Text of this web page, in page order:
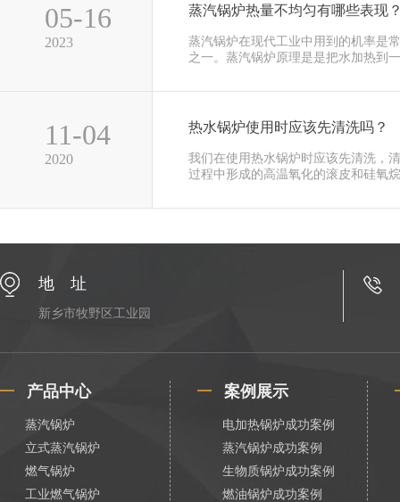
05-16
2023
蒸汽锅炉热量不均匀有哪些表现
蒸汽锅炉在现代工业中用到的机率是
之一。蒸汽锅炉原理是是把水加热到一
11-04
2020
热水锅炉使用时应该先清洗吗？
我们在使用热水锅炉时应该先清洗，
过程中形成的高温氧化的滚皮和硅氧烷
地 址
新乡市牧野区工业园
产品中心
蒸汽锅炉
立式蒸汽锅炉
燃气锅炉
工业燃气锅炉
案例展示
电加热锅炉成功案例
蒸汽锅炉成功案例
生物质锅炉成功案例
燃油锅炉成功案例